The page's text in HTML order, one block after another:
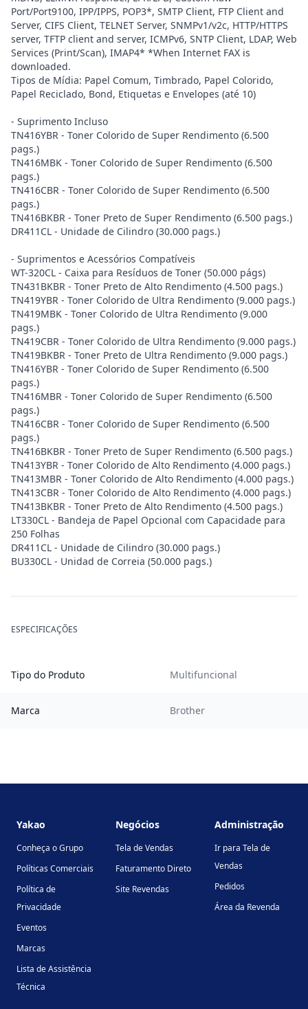
Port/Port9100, IPP/IPPS, POP3*, SMTP Client, FTP Client and
Server, CIFS Client, TELNET Server, SNMPv1/v2c, HTTP/HTTPS
server, TFTP client and server, ICMPv6, SNTP Client, LDAP, Web
Services (Print/Scan), IMAP4* *When Internet FAX is
downloaded.
Tipos de Mídia: Papel Comum, Timbrado, Papel Colorido,
Papel Reciclado, Bond, Etiquetas e Envelopes (até 10)
- Suprimento Incluso
TN416YBR - Toner Colorido de Super Rendimento (6.500
pags.)
TN416MBK - Toner Colorido de Super Rendimento (6.500
pags.)
TN416CBR - Toner Colorido de Super Rendimento (6.500
pags.)
TN416BKBR - Toner Preto de Super Rendimento (6.500 pags.)
DR411CL - Unidade de Cilindro (30.000 pags.)
- Suprimentos e Acessórios Compatíveis
WT-320CL - Caixa para Resíduos de Toner (50.000 págs)
TN431BKBR - Toner Preto de Alto Rendimento (4.500 pags.)
TN419YBR - Toner Colorido de Ultra Rendimento (9.000 pags.)
TN419MBK - Toner Colorido de Ultra Rendimento (9.000
pags.)
TN419CBR - Toner Colorido de Ultra Rendimento (9.000 pags.)
TN419BKBR - Toner Preto de Ultra Rendimento (9.000 pags.)
TN416YBR - Toner Colorido de Super Rendimento (6.500
pags.)
TN416MBR - Toner Colorido de Super Rendimento (6.500
pags.)
TN416CBR - Toner Colorido de Super Rendimento (6.500
pags.)
TN416BKBR - Toner Preto de Super Rendimento (6.500 pags.)
TN413YBR - Toner Colorido de Alto Rendimento (4.000 pags.)
TN413MBR - Toner Colorido de Alto Rendimento (4.000 pags.)
TN413CBR - Toner Colorido de Alto Rendimento (4.000 pags.)
TN413BKBR - Toner Preto de Alto Rendimento (4.500 pags.)
LT330CL - Bandeja de Papel Opcional com Capacidade para
250 Folhas
DR411CL - Unidade de Cilindro (30.000 pags.)
BU330CL - Unidad de Correia (50.000 pags.)
ESPECIFICAÇÕES
Tipo do Produto Multifuncional
Marca Brother
Yakao
Conheça o Grupo
Políticas Comerciais
Política de
Privacidade
Eventos
Marcas
Lista de Assistência
Técnica
Negócios
Tela de Vendas
Faturamento Direto
Site Revendas
Administração
Ir para Tela de
Vendas
Pedidos
Área da Revenda